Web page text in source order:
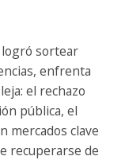
logró sortear
enfrenta
el rechazo
pública, el
mercados clave
recuperarse de